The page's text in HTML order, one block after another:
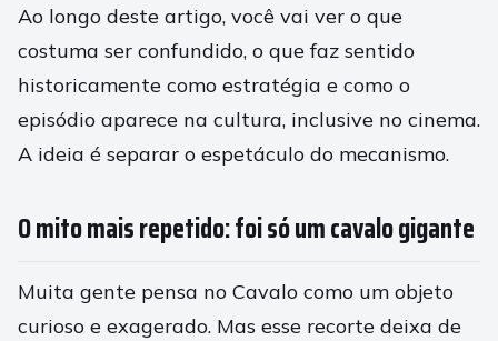
Ao longo deste artigo, você vai ver o que
costuma ser confundido, o que faz sentido
historicamente como estratégia e como o
episódio aparece na cultura, inclusive no cinema.
A ideia é separar o espetáculo do mecanismo.
O mito mais repetido: foi só um cavalo gigante
Muita gente pensa no Cavalo como um objeto
curioso e exagerado. Mas esse recorte deixa de